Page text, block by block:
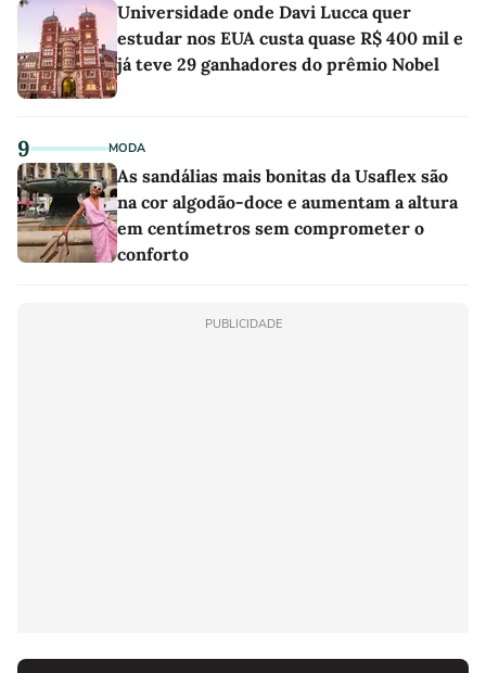
Universidade onde Davi Lucca quer
estudar nos EUA custa quase R$ 400 mil e
já teve 29 ganhadores do prêmio Nobel
9 MODA
As sandálias mais bonitas da Usaflex são
na cor algodão-doce e aumentam a altura
em centímetros sem comprometer o
conforto
PUBLICIDADE